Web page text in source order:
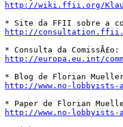
http://wiki.ffii.org/
http://
http://europa.eu.int/
http://www.no-lobbyists-
http://www.no-